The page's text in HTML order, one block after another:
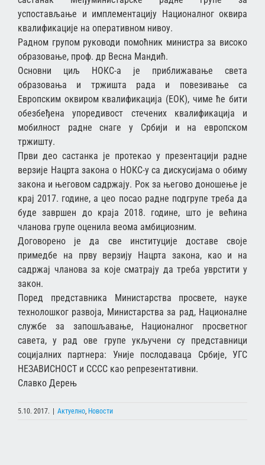
успостављање и имплементацију Националног оквира
квалификације на оперативном нивоу.
Радном групом руководи помоћник министра за високо
образовање, проф. др Весна Мандић.
Основни циљ НОКС-а је приближавање света
образовања и тржишта рада и повезивање са
Европским оквиром квалификација (ЕОК), чиме ће бити
обезбеђена упоредивост стечених квалификација и
мобилност радне снаге у Србији и на европском
тржишту.
Први део састанка је протекао у презентацији радне
верзије Нацрта закона о НОКС-у са дискусијама о обиму
закона и његовом садржају. Рок за његово доношење је
крај 2017. године, а цео посао радне подгрупе треба да
буде завршен до краја 2018. године, што је већина
чланова групе оценила веома амбициозним.
Договорено је да све институције доставе своје
примедбе на прву верзију Нацрта закона, као и на
садржај чланова за које сматрају да треба уврстити у
закон.
Поред представника Министарства просвете, науке
технолошког развоја, Министарства за рад, Националне
службе за запошљавање, Националног просветног
савета, у рад ове групе укључени су представници
социјалних партнера: Уније послодаваца Србије, УГС
НЕЗАВИСНОСТ и СССС као репрезентативни.
Славко Дерењ
5.10. 2017. | Актуелно Новости